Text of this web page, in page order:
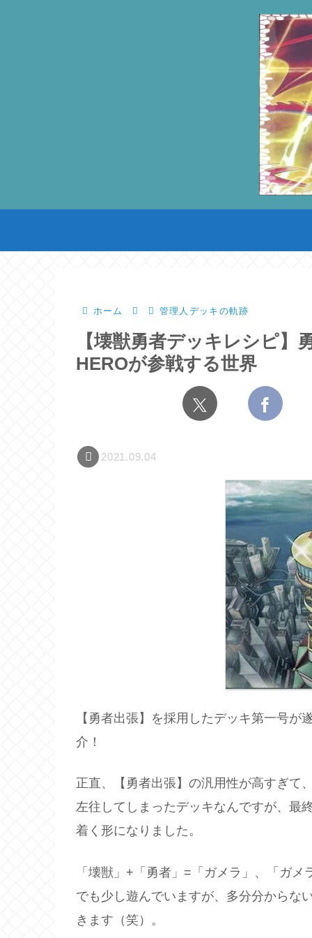
ホーム 管理人デッキの軌跡
【壊獣勇者デッキレシピ】
HEROが参戦する世界
2021.09.04
【勇者出張】を採用したデッキ第一号
介！
正直、【勇者出張】の汎用性が高すぎ
左往してしまったデッキなんですが、最
着く形になりました。
「壊獣」+「勇者」=「ガメラ」、「ガ
でも少し遊んでいますが、多分分からな
きます（笑）。